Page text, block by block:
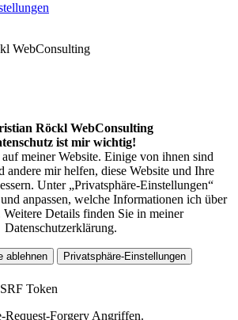
WebConsulting
ist mir wichtig!
meiner Website. Einige von ihnen sind
andere mir helfen, diese Website und Ihre
Unter „Privatsphäre-Einstellungen“
anpassen, welche Informationen ich über
Weitere Details finden Sie in meiner
Datenschutzerklärung.
ablehnen Privatsphäre-Einstellungen
Token
Request-Forgery Angriffen.